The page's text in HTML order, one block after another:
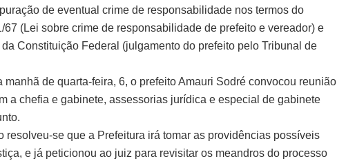
de eventual crime de responsabilidade nos termos do
67 (Lei sobre crime de responsabilidade de prefeito e vereador) e
Constituição Federal (julgamento do prefeito pelo Tribunal de
manhã de quarta-feira, 6, o prefeito Amauri Sodré convocou reunião
a chefia e gabinete, assessorias jurídica e especial de gabinete
resolveu-se que a Prefeitura irá tomar as providências possíveis
e já peticionou ao juiz para revisitar os meandros do processo